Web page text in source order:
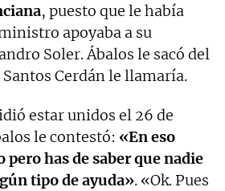
, puesto que le había
apoyaba a su
Soler. Ábalos le sacó del
Cerdán le llamaría.
estar unidos el 26 de
le contestó: «En eso
pero has de saber que nadie
tipo de ayuda». «Ok. Pues